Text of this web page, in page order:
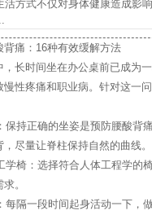
活方式不仅对身体健康造成影
背痛：16种有效缓解方法
，长时间坐在办公桌前已成为
慢性疼痛和职业病。针对这一
保持正确的坐姿是预防腰酸背
尽量让脊柱保持自然的曲线。
学椅：选择符合人体工程学的
。
每隔一段时间起身活动一下，